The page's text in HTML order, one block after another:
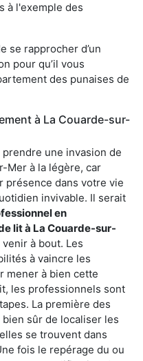
à l'exemple des
se rapprocher d’un
pour qu’il vous
des punaises de
à La Couarde-sur-
une invasion de
Mer à la légère, car
présence dans votre vie
invivable. Il serait
en
lit à La Couarde-sur-
à bout. Les
à vaincre les
mener à bien cette
les professionnels sont
La première des
bien sûr de localiser les
se trouvent dans
fois le repérage du ou